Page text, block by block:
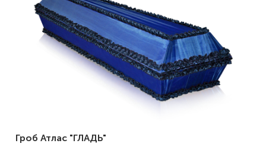
Гроб Атлас "ГЛАДЬ"